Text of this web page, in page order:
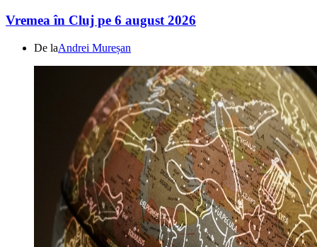
Vremea în Cluj pe 6 august 2026
De laAndrei Mureșan